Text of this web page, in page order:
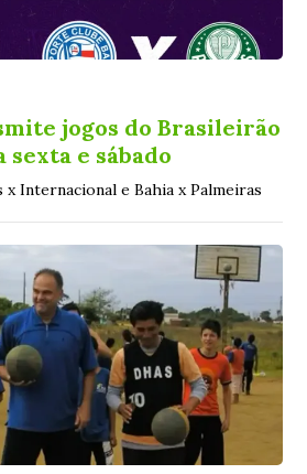
jogos do Brasileirão
sexta e sábado
x Internacional e Bahia x Palmeiras